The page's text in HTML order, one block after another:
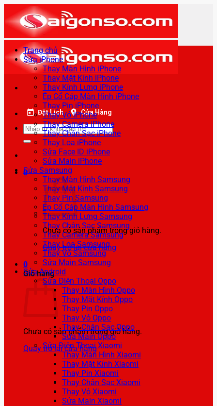
qua
nội
dung
Đặt Lịch Cửa Hàng
Tìm
kiếm:
0
Chưa có sản phẩm trong giỏ hàng.
Quay trở lại cửa hàng
0
Giỏ hàng
Chưa có sản phẩm trong giỏ hàng.
Quay trở lại cửa hàng
Trang chủ
Sửa iPhone
Thay Màn Hình iPhone
Thay Mặt Kính iPhone
Thay Kính Lưng iPhone
Ép Cổ Cáp Màn Hình iPhone
Thay Pin iPhone
Thay Vỏ iPhone
Thay Camera iPhone
Thay Chân Sạc iPhone
Thay Loa iPhone
Sửa Face ID iPhone
Sửa Main iPhone
Sửa Samsung
Thay Màn Hình Samsung
Thay Mặt Kính Samsung
Thay Pin Samsung
Ép Cổ Cáp Màn Hình Samsung
Thay Kính Lưng Samsung
Thay Chân Sạc Samsung
Thay Camera Samsung
Thay Loa Samsung
Thay Vỏ Samsung
Sửa Main Samsung
Sửa Android
Sửa Điện Thoại Oppo
Thay Màn Hình Oppo
Thay Mặt Kính Oppo
Thay Pin Oppo
Thay Vỏ Oppo
Thay Chân Sạc Oppo
Sửa Main Oppo
Sửa Điện Thoại Xiaomi
Thay Màn Hình Xiaomi
Thay Mặt Kính Xiaomi
Thay Pin Xiaomi
Thay Chân Sạc Xiaomi
Thay Vỏ Xiaomi
Sửa Main Xiaomi